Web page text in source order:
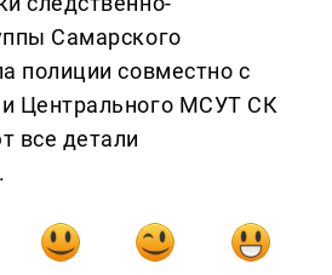
Самарского
полиции совместно с
Центрального МСУТ СК
все детали